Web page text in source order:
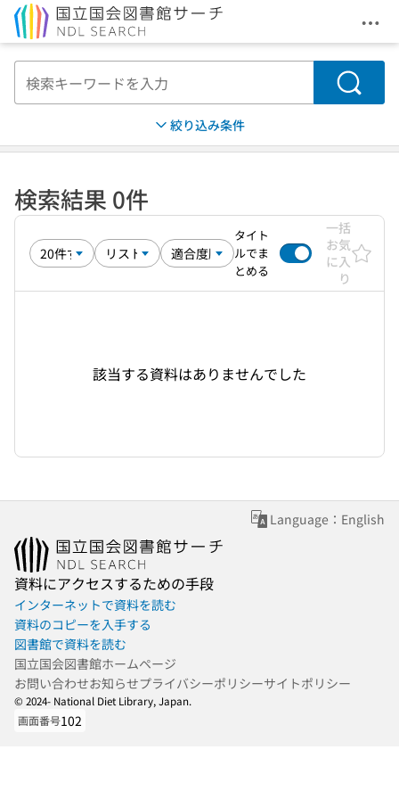
メ
検索
絞り込み条件
検索結果 0件
タイト
ルでま
とめる
一括
お気
に入
り
該当する資料はありませんでした
Language：English
資料にアクセスするための手段
インターネットで資料を読む
資料のコピーを入手する
図書館で資料を読む
国立国会図書館ホームページ
お問い合わせお知らせプライバシーポリシーサイトポリシー
© 2024- National Diet Library, Japan.
画面番号102